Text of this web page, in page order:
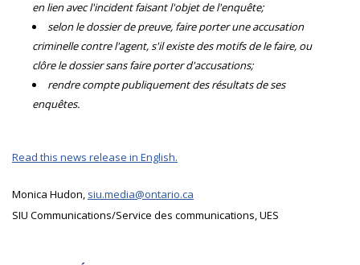
en lien avec l'incident faisant l'objet de l'enquête;
selon le dossier de preuve, faire porter une accusation
criminelle contre l'agent, s'il existe des motifs de le faire, ou
clôre le dossier sans faire porter d'accusations;
rendre compte publiquement des résultats de ses
enquêtes.
Read this news release in English.
Monica Hudon, siu.media@ontario.ca
SIU Communications/Service des communications, UES